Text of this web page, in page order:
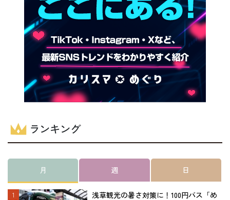
ランキング
月 週 日
浅草観光の暑さ対策に！100円バス「め